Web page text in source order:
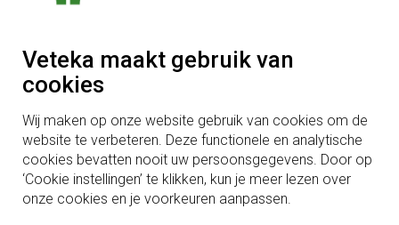
Veteka maakt gebruik van
cookies
Wij maken op onze website gebruik van cookies om de
website te verbeteren. Deze functionele en analytische
cookies bevatten nooit uw persoonsgegevens. Door op
‘Cookie instellingen’ te klikken, kun je meer lezen over
onze cookies en je voorkeuren aanpassen.
Wit Hollandweg 3
5091TB Middelbeers
Hardhouthandel Hotim is een zusterbedrijf van Houtindustrie